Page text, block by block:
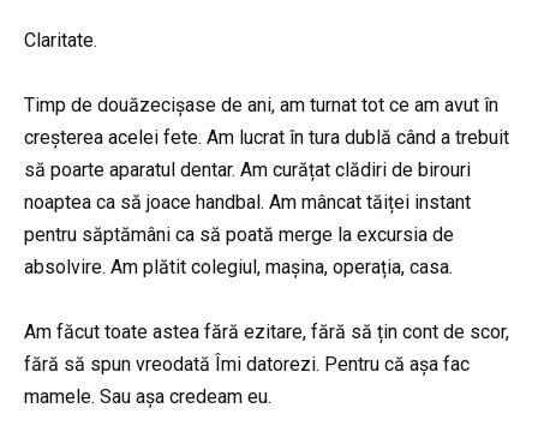
Claritate.
Timp de douăzecișase de ani, am turnat tot ce am avut în
creșterea acelei fete. Am lucrat în tura dublă când a trebuit
să poarte aparatul dentar. Am curățat clădiri de birouri
noaptea ca să joace handbal. Am mâncat tăiței instant
pentru săptămâni ca să poată merge la excursia de
absolvire. Am plătit colegiul, mașina, operația, casa.
Am făcut toate astea fără ezitare, fără să țin cont de scor,
fără să spun vreodată Îmi datorezi. Pentru că așa fac
mamele. Sau așa credeam eu.